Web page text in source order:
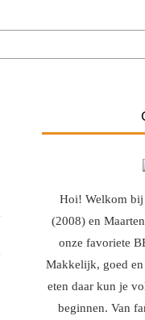
Hoi! Welkom
(2008) en
onze favoriete
Makkelijk, goed
eten daar kun je
beginnen. Van